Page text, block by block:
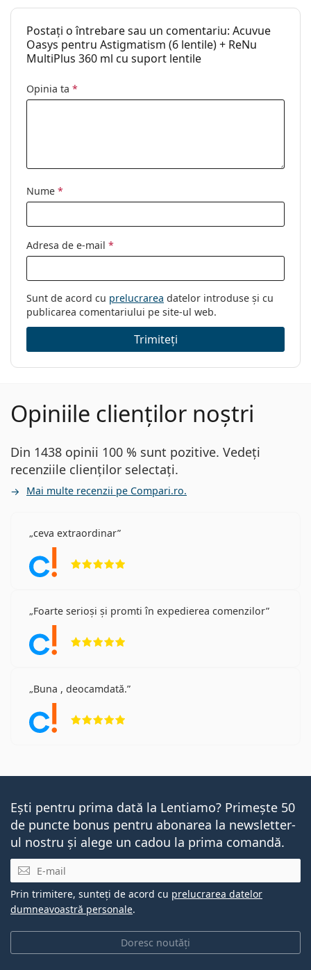
Conservanți:
Polyaminopropyl Biguanide
Sorbic Acid
Edetate Disodium
Postați o întrebare sau un comentariu: Acuvue
Oasys pentru Astigmatism (6 lentile) + ReNu
MultiPlus 360 ml cu suport lentile
Opinia ta *
Nume *
Adresa de e-mail *
Sunt de acord cu prelucrarea datelor introduse și cu
publicarea comentariului pe site-ul web.
Trimiteți
Opiniile clienților noștri
Din 1438 opinii 100 % sunt pozitive. Vedeți
recenziile clienților selectați.
Mai multe recenzii pe Compari.ro.
ceva extraordinar
Foarte serioși și promti în expedierea comenzilor
Buna , deocamdată.
Ești pentru prima dată la Lentiamo? Primește 50
de puncte bonus pentru abonarea la newsletter-
ul nostru și alege un cadou la prima comandă.
E-mail
Doresc noutăți
Prin trimitere, sunteți de acord cu prelucrarea datelor
dumneavoastră personale.